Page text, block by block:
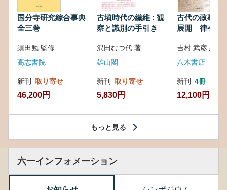
国分寺研究綜合事典
全三巻
須田勉 監修
高志書院
新刊 取り寄せ
46,200円
古墳時代の繊維 : 観
察と識別の手引き
沢田むつ代 著
雄山閣
新刊 取り寄せ
5,830円
古代の政事と
展開 律令・
吉村 武彦 編集
八木書店
新刊 4冊
12,100円
もっと見る
六一インフォメーション